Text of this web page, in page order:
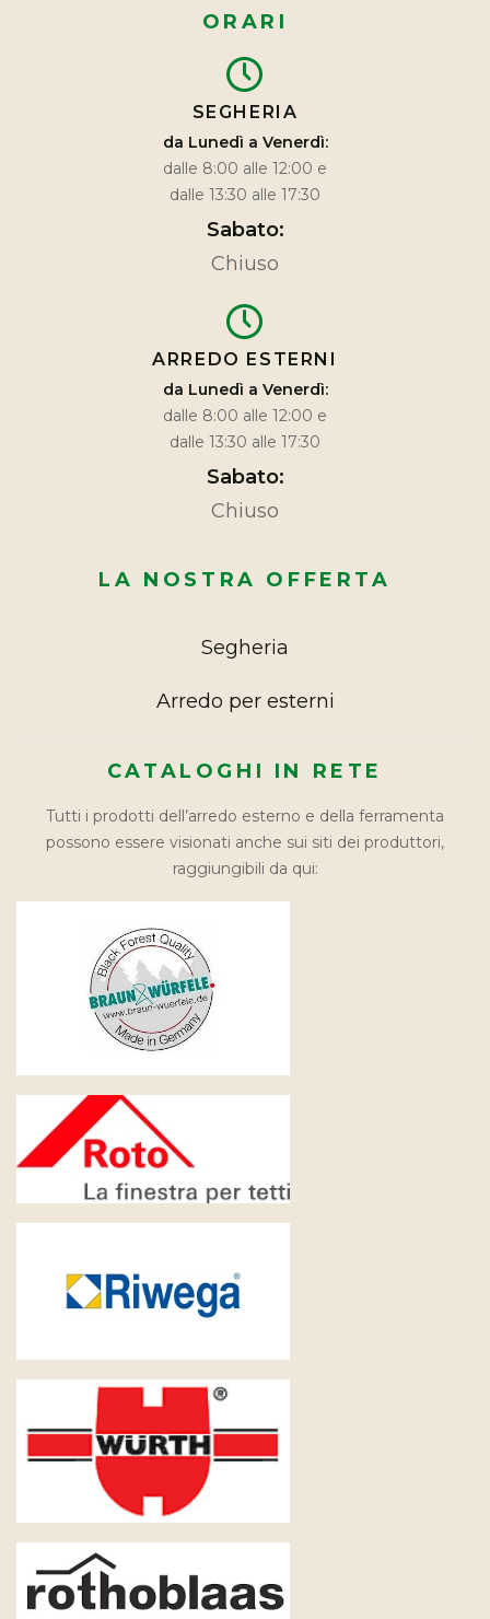
ORARI
SEGHERIA
da Lunedì a Venerdì:
dalle 8:00 alle 12:00 e
dalle 13:30 alle 17:30
Sabato:
Chiuso
ARREDO ESTERNI
da Lunedì a Venerdì:
dalle 8:00 alle 12:00 e
dalle 13:30 alle 17:30
Sabato:
Chiuso
LA NOSTRA OFFERTA
Segheria
Arredo per esterni
CATALOGHI IN RETE
Tutti i prodotti dell’arredo esterno e della ferramenta
possono essere visionati anche sui siti dei produttori,
raggiungibili da qui: